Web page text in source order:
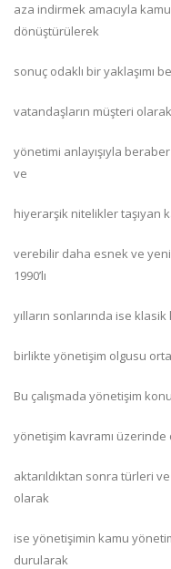
aza indirmek amacıyla
dönüştürülerek
sonuç odaklı bir yaklaşımı
vatandaşların müşteri
yönetimi anlayışıyla
ve
hiyerarşik nitelikler taşıyan
verebilir daha esnek ve
1990’lı
yılların sonlarında ise
birlikte yönetişim olgusu
Bu çalışmada yönetişim
yönetişim kavramı
aktarıldıktan sonra türleri
olarak
ise yönetişimin kamu
durularak